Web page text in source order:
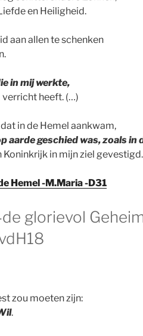
en Heiligheid.
aan allen te schenken
in mij werkte,
heeft. (…)
in de Hemel aankwam,
aarde geschied was, zoals in
Koninkrijk in mijn ziel
Hemel -M.Maria -D31
glorievol
zou moeten zijn:
.